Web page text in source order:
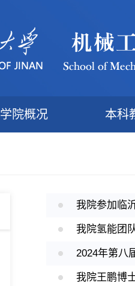
学院概况 本科
我院参加临
我院氢能团
2024年第八
我院王鹏博